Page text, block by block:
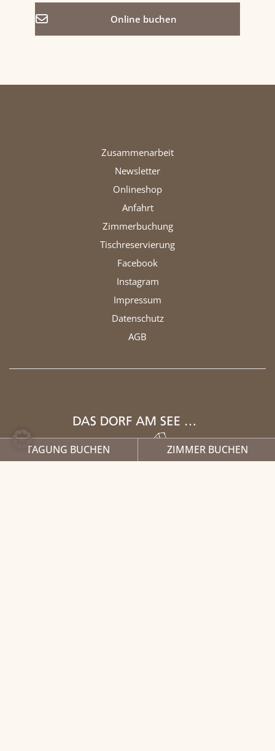
Online buchen
Zusammenarbeit
Newsletter
Onlineshop
Anfahrt
Zimmerbuchung
Tischreservierung
Facebook
Instagram
Impressum
Datenschutz
AGB
TAGUNG BUCHEN ZIMMER BUCHEN